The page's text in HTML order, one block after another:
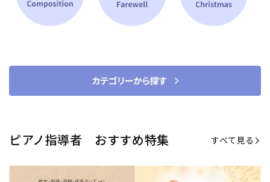
ピアノ指導者 おすすめ特集 すべて見る